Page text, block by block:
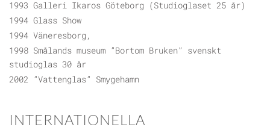
1993 Galleri Ikaros Göteborg (Studioglaset 25 år)
1994 Glass Show
1994 Väneresborg,
1998 Smålands museum ”Bortom Bruken” svenskt
studioglas 30 år
2002 ”Vattenglas” Smygehamn
INTERNATIONELLA